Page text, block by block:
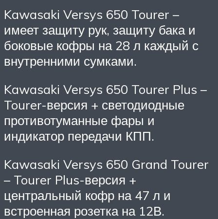
Kawasaki Versys 650 Tourer –
имеет защиту рук, защиту бака и
боковые кофры на 28 л каждый с
внутренними сумками.
Kawasaki Versys 650 Tourer Plus –
Tourer-версия + светодиодные
противотуманные фары и
индикатор передачи КПП.
Kawasaki Versys 650 Grand Tourer
– Tourer Plus-версия +
центральный кофр на 47 л и
встроенная розетка на 12В.